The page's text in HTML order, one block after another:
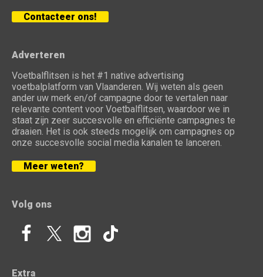
Contacteer ons!
Adverteren
Voetbalflitsen is het #1 native advertising
voetbalplatform van Vlaanderen. Wij weten als geen
ander uw merk en/of campagne door te vertalen naar
relevante content voor Voetbalflitsen, waardoor we in
staat zijn zeer succesvolle en efficiënte campagnes te
draaien. Het is ook steeds mogelijk om campagnes op
onze succesvolle social media kanalen te lanceren.
Meer weten?
Volg ons
Extra